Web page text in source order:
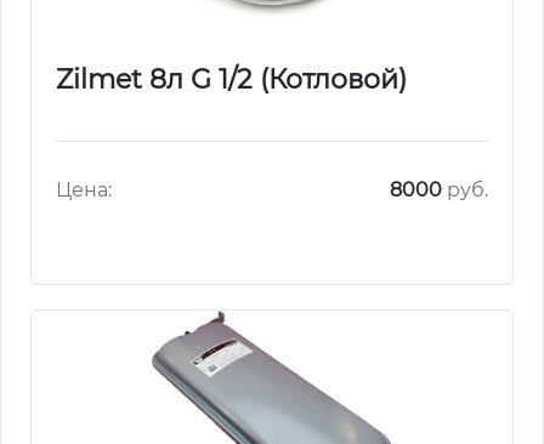
Zilmet 8л G 1/2 (Котловой)
Цена: 8000руб.